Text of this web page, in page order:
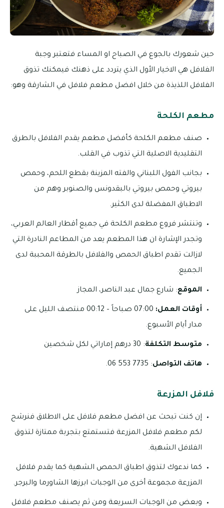
حين شعورك بالجوع في الصباح او المساء فتعتبر وجبة
الفلافل هي الاخيار الأول الذي يتردد على ذهنك فيمكنك تذوق
الفلافل اللذيذة من خلال افضل مطعم فلافل في الشارقة وهو:
مطعم الكلحة
صنف مطعم الكلحة كأفضل مطعم يقدم الفلافل بالطرق
التقليدية الاصلية التي تذوب في القلب.
بجانب الفول اللبناني والفته المزينة بقطع اللحم، وحمص
بيروتي وحمص بيروتي بالبقدونس والصنوبر وهم من
الاطباق المفضلة لدى الكثير.
وتنتشر فروع مطعم الكلحة في جميع أقطار العالم العربي،
وتجدر الإشارة ان هذا المطعم يعد من المطاعم النادرة التي
لازالت تقدم اطباق الحمص والفلافل بالطرقة المحببة لدى
الجميع.
الموقع: شارع جمال عبد الناصر، المجاز
أوقات العمل:
07:00 صباحاً – 00:12 منتصف الليل على
مدار أيام الأسبوع.
متوسط التكلفة: 30 درهم إماراتي لكل شخصين
هاتف التواصل: 7735 553 06.
فلافل المزرعة
إن كنت تبحث عن افضل مطعم فلافل على الاطلاق فنرشح
لكم مطعم فلافل المزرعة فتستمتع بتجربة ممتازة لتذوق
الفلافل الشهية.
كما ندعوك لتذوق اطباق الحمص الشهية كما يقدم فلافل
المزرعة مجموعة أخرى من الوجبات ابرزها الشاورما والبرجر.
وبعض من الوجبات السريعة ومن ثم يصنف مطعم فلافل